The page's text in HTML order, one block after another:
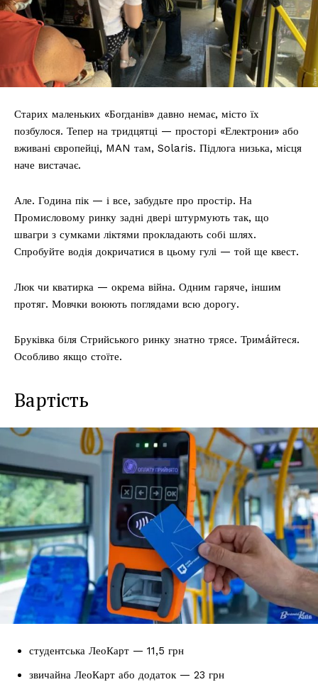
Старих маленьких «Богданів» давно немає, місто їх
позбулося. Тепер на тридцятці — просторі «Електрони» або
вживані європейці, MAN там, Solaris. Підлога низька, місця
наче вистачає.
Але. Година пік — і все, забудьте про простір. На
Промисловому ринку задні двері штурмують так, що
швагри з сумками ліктями прокладають собі шлях.
Спробуйте водія докричатися в цьому гулі — той ще квест.
Люк чи кватирка — окрема війна. Одним гаряче, іншим
протяг. Мовчки воюють поглядами всю дорогу.
Бруківка біля Стрийського ринку знатно трясе. Тримáйтеся.
Особливо якщо стоїте.
Вартість
студентська ЛеоКарт — 11,5 грн
звичайна ЛеоКарт або додаток — 23 грн